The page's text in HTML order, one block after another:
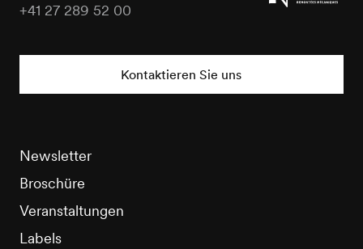
+41 27 289 52 00
Kontaktieren Sie uns
Newsletter
Broschüre
Veranstaltungen
Labels